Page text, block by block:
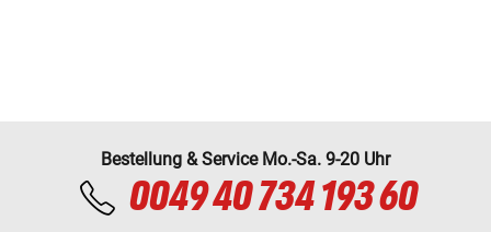
Bestellung & Service Mo.-Sa. 9-20 Uhr
0049 40 734 193 60